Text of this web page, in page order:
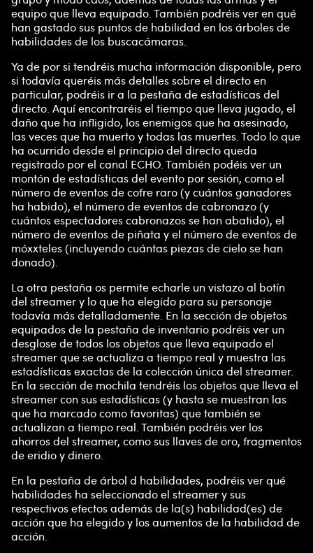
equipo que lleva equipado. También podréis ver en qué
han gastado sus puntos de habilidad en los árboles de
habilidades de los buscacámaras.
Ya de por si tendréis mucha información disponible, pero
si todavía queréis más detalles sobre el directo en
particular, podréis ir a la pestaña de estadísticas del
directo. Aquí encontraréis el tiempo que lleva jugado, el
daño que ha infligido, los enemigos que ha asesinado,
las veces que ha muerto y todas las muertes. Todo lo que
ha ocurrido desde el principio del directo queda
registrado por el canal ECHO. También podéis ver un
montón de estadísticas del evento por sesión, como el
número de eventos de cofre raro (y cuántos ganadores
ha habido), el número de eventos de cabronazo (y
cuántos espectadores cabronazos se han abatido), el
número de eventos de piñata y el número de eventos de
móxxteles (incluyendo cuántas piezas de cielo se han
donado).
La otra pestaña os permite echarle un vistazo al botín
del streamer y lo que ha elegido para su personaje
todavía más detalladamente. En la sección de objetos
equipados de la pestaña de inventario podréis ver un
desglose de todos los objetos que lleva equipado el
streamer que se actualiza a tiempo real y muestra las
estadísticas exactas de la colección única del streamer.
En la sección de mochila tendréis los objetos que lleva el
streamer con sus estadísticas (y hasta se muestran las
que ha marcado como favoritas) que también se
actualizan a tiempo real. También podréis ver los
ahorros del streamer, como sus llaves de oro, fragmentos
de eridio y dinero.
En la pestaña de árbol d habilidades, podréis ver qué
habilidades ha seleccionado el streamer y sus
respectivos efectos además de la(s) habilidad(es) de
acción que ha elegido y los aumentos de la habilidad de
acción.